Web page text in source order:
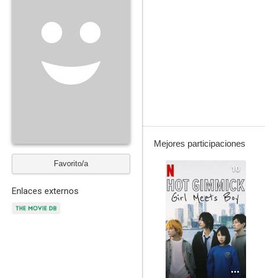
Favorito/a
Enlaces externos
Mejores participaciones
10